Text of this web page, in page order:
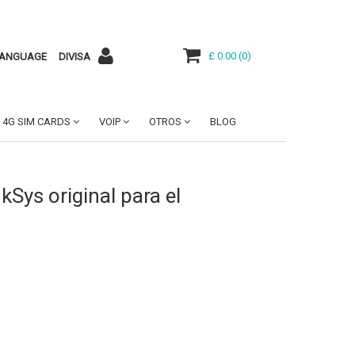
DIVISA £ 0.00 (0)
4G SIM CARDS VOIP OTROS BLOG
original para el